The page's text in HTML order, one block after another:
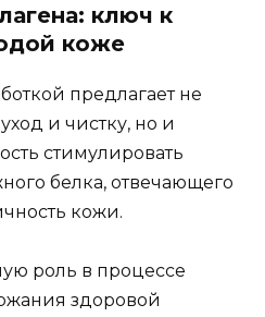
ключ к
коже
предлагает не
и чистку, но и
стимулировать
белка, отвечающего
кожи.
роль в процессе
здоровой